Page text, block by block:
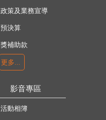
政策及業務宣導
預決算
獎補助款
更多...
影音專區
活動相簿